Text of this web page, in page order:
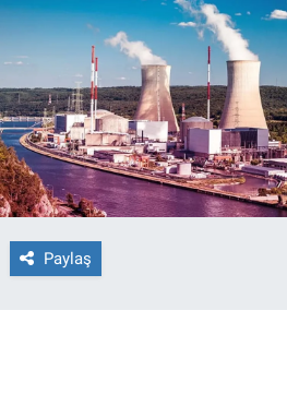
Paylaş
Künye
Son Dakika Haberleri
Haber Arşivi